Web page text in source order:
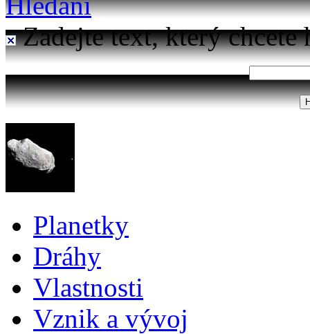
Zadejte text, který chcete
Planetky
Dráhy
Vlastnosti
Vznik a vývoj